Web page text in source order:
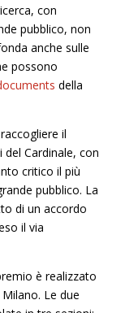
con
pubblico, non
anche sulle
possono
della
il
Cardinale, con
critico il più
pubblico. La
di un accordo
il via
è realizzato
Le due